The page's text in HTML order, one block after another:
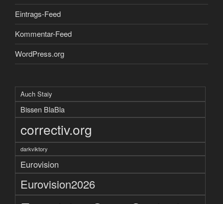
Eintrags-Feed
Kommentar-Feed
WordPress.org
Auch Staiy
Bissen BlaBla
correctiv.org
darkviktory
Eurovision
Eurovision2026